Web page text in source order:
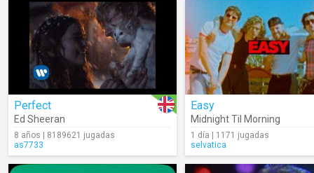
Perfect
Ed Sheeran
8 años | 8189621 jugadas
as7733
Easy
Midnight Til Morning
1 día | 1171 jugadas
selvatica